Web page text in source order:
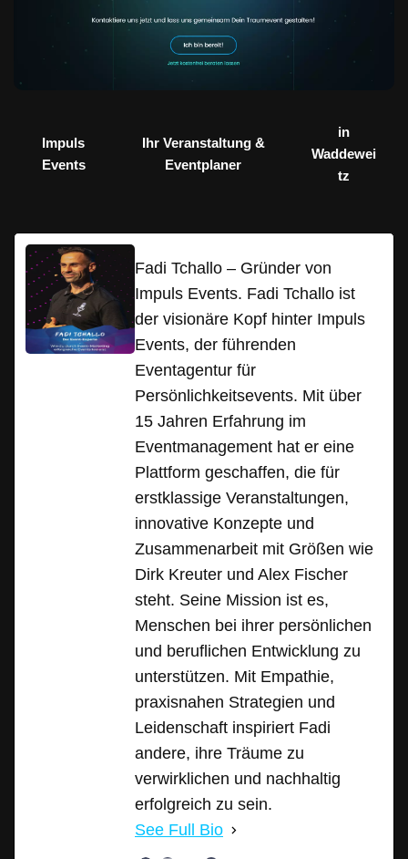
Impuls
Events
Ihr Veranstaltung &
Eventplaner
in
Waddewei
tz
Fadi Tchallo – Gründer von
Impuls Events. Fadi Tchallo ist
der visionäre Kopf hinter Impuls
Events, der führenden
Eventagentur für
Persönlichkeitsevents. Mit über
15 Jahren Erfahrung im
Eventmanagement hat er eine
Plattform geschaffen, die für
erstklassige Veranstaltungen,
innovative Konzepte und
Zusammenarbeit mit Größen wie
Dirk Kreuter und Alex Fischer
steht. Seine Mission ist es,
Menschen bei ihrer persönlichen
und beruflichen Entwicklung zu
unterstützen. Mit Empathie,
praxisnahen Strategien und
Leidenschaft inspiriert Fadi
andere, ihre Träume zu
verwirklichen und nachhaltig
erfolgreich zu sein.
See Full Bio